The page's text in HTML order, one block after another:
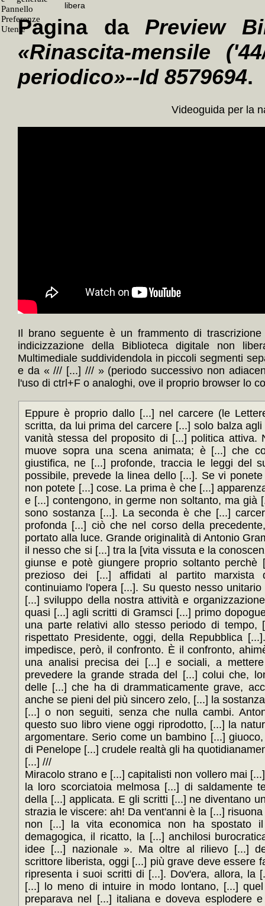
Pagina da Preview
«Rinascita-mensile
periodico»--Id 8579694.
Videoguida per la
Il brano seguente è un frammento di
indicizzazione della Biblioteca digitale non
Multimediale suddividendola in piccoli segmenti
e da « /// [...] /// » (periodo successivo non
l'uso di ctrl+F o analoghi, ove il proprio browser lo
Eppure è proprio dallo [...] nel carcere (le
scritta, da lui prima del carcere [...] solo balza
vanità stessa del proposito di [...] politica attiva.
muove sopra una scena animata; è [...] che
giustifica, ne [...] profonde, traccia le leggi del
possibile, prevede la linea dello [...]. Se vi
non potete [...] cose. La prima è che [...]
e [...] contengono, in germe non soltanto, ma già
sono sostanza [...]. La seconda è che [...]
profonda [...] ciò che nel corso della
portato alla luce. Grande originalità di Antonio
il nesso che si [...] tra la [vita vissuta e la
giunse e potè giungere proprio soltanto
prezioso dei [...] affidati al partito marxista
continuiamo l'opera [...]. Su questo nesso
[...] sviluppo della nostra attività e
quasi [...] agli scritti di Gramsci [...] primo
una parte relativi allo stesso periodo di tempo,
rispettato Presidente, oggi, della Repubblica
impedisce, però, il confronto. È il confronto,
una analisi precisa dei [...] e sociali, a
prevedere la grande strada del [...] colui che,
delle [...] che ha di drammaticamente grave,
anche se pieni del più sincero zelo, [...] la
[...] o non seguiti, senza che nulla cambi.
questo suo libro viene oggi riprodotto, [...] la
argomentare. Serio come un bambino [...]
di Penelope [...] crudele realtà gli ha
[...] ///
Miracolo strano e [...] capitalisti non vollero mai
la loro scorciatoia melmosa [...] di saldamente
della [...] applicata. E gli scritti [...] ne diventano
strazia le viscere: ah! Da vent'anni è la [...]
non [...] la vita economica non ha spostato
demagogica, il ricatto, la [...] anchilosi
idee [...] nazionale ». Ma oltre al rilievo [...]
scrittore liberista, oggi [...] più grave deve essere
ripresenta i suoi scritti di [...]. Dov'era, allora, la
[...] lo meno di intuire in modo lontano, [...]
preparava nel [...] italiana e doveva esplodere